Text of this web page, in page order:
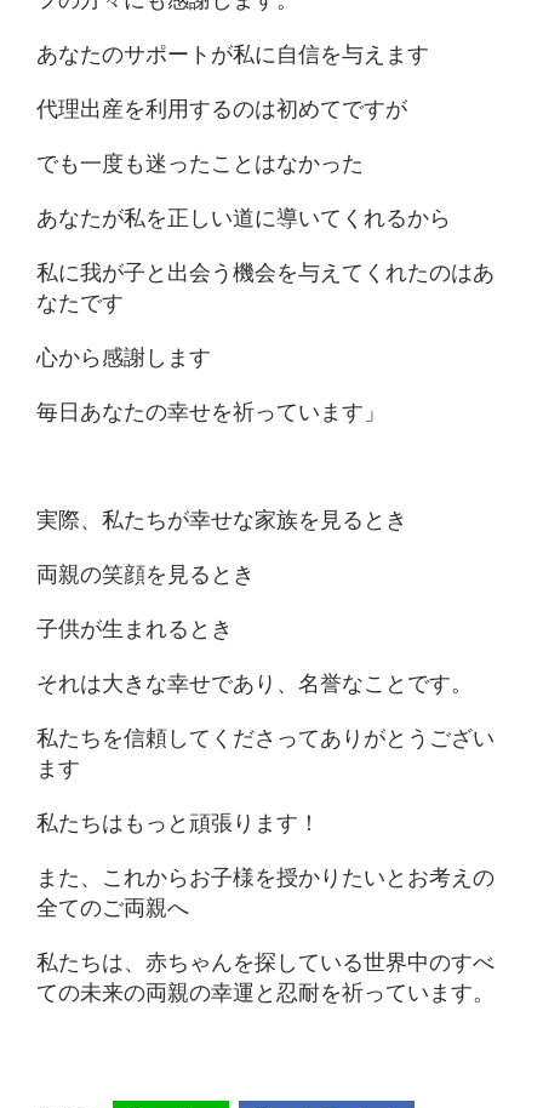
あなたのサポートが私に自信を与えます
代理出産を利用するのは初めてですが
でも一度も迷ったことはなかった
あなたが私を正しい道に導いてくれるから
私に我が子と出会う機会を与えてくれたのはあ
なたです
心から感謝します
毎日あなたの幸せを祈っています」
実際、私たちが幸せな家族を見るとき
両親の笑顔を見るとき
子供が生まれるとき
それは大きな幸せであり、名誉なことです。
私たちを信頼してくださってありがとうござい
ます
私たちはもっと頑張ります！
また、これからお子様を授かりたいとお考えの
全てのご両親へ
私たちは、赤ちゃんを探している世界中のすべ
ての未来の両親の幸運と忍耐を祈っています。